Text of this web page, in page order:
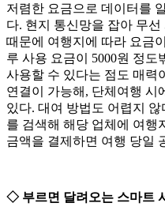
저렴한 요금으로 데이터를
다. 현지 통신망을 잡아 무선
때문에 여행지에 따라 요금
루 사용 요금이 5000원 정도
사용할 수 있다는 점도 매력
연결이 가능해, 단체여행 시
있다. 대여 방법도 어렵지 않
를 검색해 해당 업체에 여행
금액을 결제하면 여행 당일
◇ 부르면 달려오는 스마트